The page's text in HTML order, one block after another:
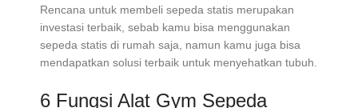
Rencana untuk membeli sepeda statis merupakan
investasi terbaik, sebab kamu bisa menggunakan
sepeda statis di rumah saja, namun kamu juga bisa
mendapatkan solusi terbaik untuk menyehatkan tubuh.
6 Fungsi Alat Gym Sepeda